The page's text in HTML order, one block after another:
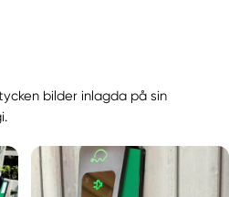
bilder inlagda på sin